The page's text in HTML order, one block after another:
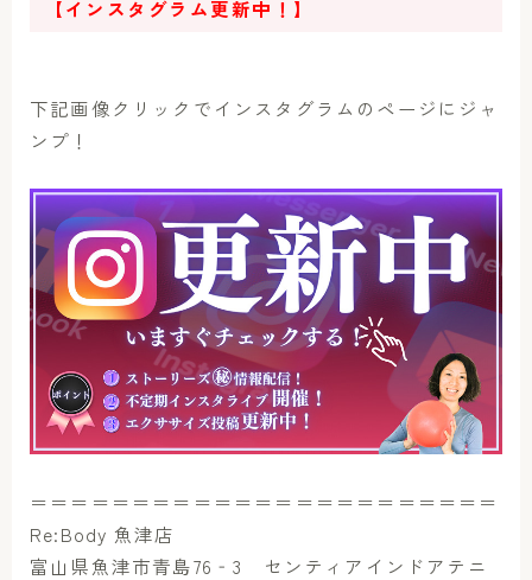
【インスタグラム更新中！】
下記画像クリックでインスタグラムのページにジャ
ンプ！
＝＝＝＝＝＝＝＝＝＝＝＝＝＝＝＝＝＝＝＝＝＝＝
Re:Body 魚津店
富山県魚津市青島76‐3 センティアインドアテニ